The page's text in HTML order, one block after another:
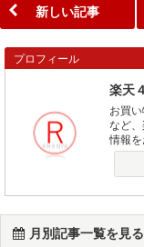
新しい記事
プロフィール
楽天
お買
など
情報を
月別記事一覧を見る